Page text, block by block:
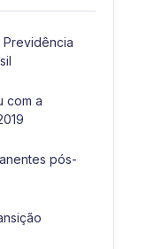
Previdência
com a
pós-